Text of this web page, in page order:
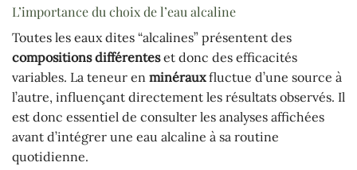
L’importance du choix de l’eau alcaline
Toutes les eaux dites “alcalines” présentent des
compositions différenteset donc des efficacités
variables. La teneur en minérauxfluctue d’une source à
l’autre, influençant directement les résultats observés. Il
est donc essentiel de consulter les analyses affichées
avant d’intégrer une eau alcaline à sa routine
quotidienne.